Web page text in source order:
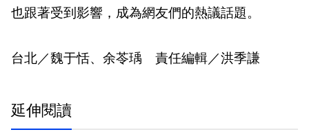
也跟著受到影響，成為網友們的熱議話題。
台北／魏于恬、余苓瑀 責任編輯／洪季謙
延伸閱讀